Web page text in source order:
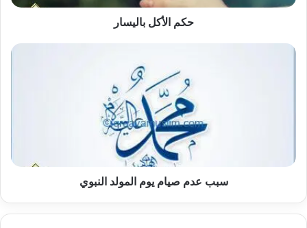
حكم الأكل باليسار
سبب
سبب عدم صيام يوم المولد النبوي